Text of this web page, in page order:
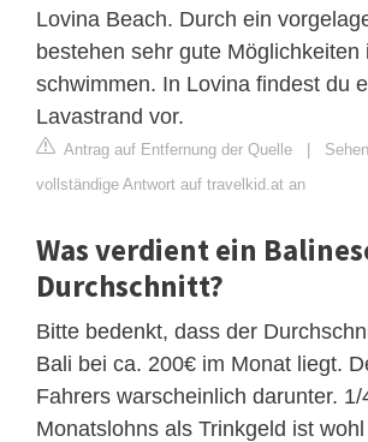
Lovina Beach. Durch ein
bestehen sehr gute Möglichkeiten
schwimmen. In Lovina findest du
Lavastrand vor.
Antrag auf Entfernung der Quelle |
vollständige Antwort auf travelkid.at an
Was verdient ein
Durchschnitt?
Bitte bedenkt, dass der
Bali bei ca. 200€ im Monat liegt.
Fahrers warscheinlich darunter. 1/
Monatslohns als Trinkgeld ist